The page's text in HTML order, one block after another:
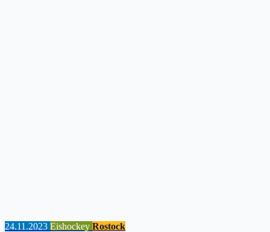
24.11.2023 Eishockey Rostock